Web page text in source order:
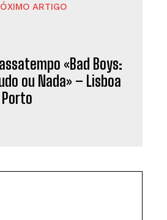
ARTIGO
«Bad Boys:
ou Nada» – Lisboa